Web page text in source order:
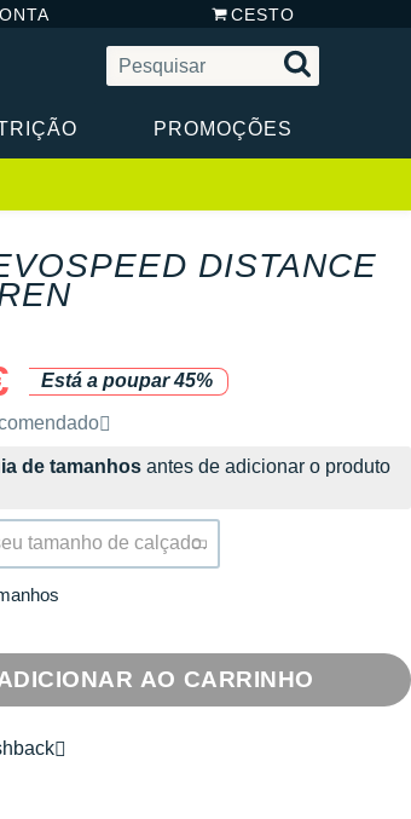
CESTO
PROMOÇÕES
DISTANCE
Está a poupar 45%
recomendado pela marca
de tamanhos antes de adicionar o produto
tamanho de calçado.
AO CARRINHO